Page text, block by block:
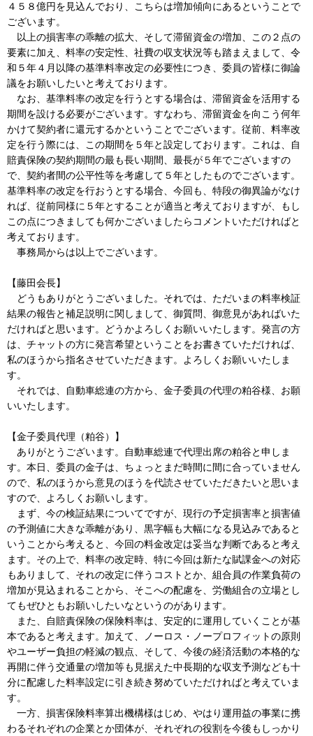
４５８億円を見込んでおり、こちらは増加傾向にあるということで
ございます。
以上の損害率の乖離の拡大、そして滞留資金の増加、この２点の
要素に加え、料率の安定性、社費の収支状況等も踏まえまして、令
和５年４月以降の基準料率改定の必要性につき、委員の皆様に御論
議をお願いしたいと考えております。
なお、基準料率の改定を行うとする場合は、滞留資金を活用する
期間を設ける必要がございます。すなわち、滞留資金を向こう何年
かけて契約者に還元するかということでございます。従前、料率改
定を行う際には、この期間を５年と設定しております。これは、自
賠責保険の契約期間の最も長い期間、最長が５年でございますの
で、契約者間の公平性等を考慮して５年としたものでございます。
基準料率の改定を行おうとする場合、今回も、特段の御異論がなけ
れば、従前同様に５年とすることが適当と考えておりますが、もし
この点につきましても何かございましたらコメントいただければと
考えております。
事務局からは以上でございます。
【藤田会長】
どうもありがとうございました。それでは、ただいまの料率検証
結果の報告と補足説明に関しまして、御質問、御意見があればいた
だければと思います。どうかよろしくお願いいたします。発言の方
は、チャットの方に発言希望ということをお書きていただければ、
私のほうから指名させていただきます。よろしくお願いいたしま
す。
それでは、自動車総連の方から、金子委員の代理の粕谷様、お願
いいたします。
【金子委員代理（粕谷）】
ありがとうございます。自動車総連で代理出席の粕谷と申しま
す。本日、委員の金子は、ちょっとまだ時間に間に合っていません
ので、私のほうから意見のほうを代読させていただきたいと思いま
すので、よろしくお願いします。
まず、今の検証結果についてですが、現行の予定損害率と損害値
の予測値に大きな乖離があり、黒字幅も大幅になる見込みであると
いうことから考えると、今回の料金改定は妥当な判断であると考え
ます。その上で、料率の改定時、特に今回は新たな賦課金への対応
もありまして、それの改定に伴うコストとか、組合員の作業負荷の
増加が見込まれることから、そこへの配慮を、労働組合の立場とし
てもぜひともお願いしたいなというのがあります。
また、自賠責保険の保険料率は、安定的に運用していくことが基
本であると考えます。加えて、ノーロス・ノープロフィットの原則
やユーザー負担の軽減の観点、そして、今後の経済活動の本格的な
再開に伴う交通量の増加等も見据えた中長期的な収支予測なども十
分に配慮した料率設定に引き続き努めていただければと考えていま
す。
一方、損害保険料率算出機構様はじめ、やはり運用益の事業に携
わるそれぞれの企業とか団体が、それぞれの役割を今後もしっかり